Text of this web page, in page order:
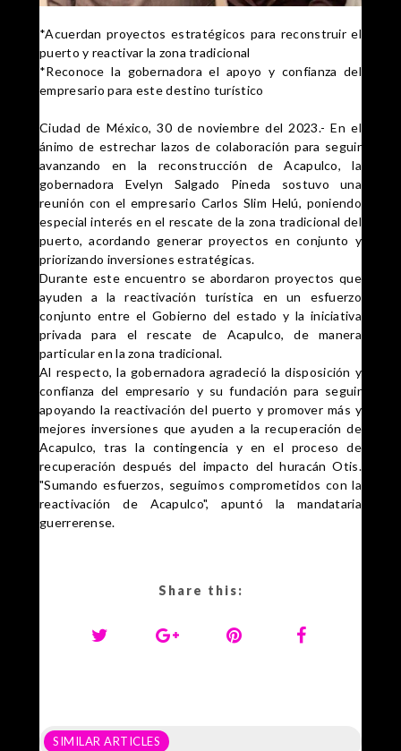
*Acuerdan proyectos estratégicos para reconstruir el
puerto y reactivar la zona tradicional
*Reconoce la gobernadora el apoyo y confianza del
empresario para este destino turístico
Ciudad de México, 30 de noviembre del 2023.- En el
ánimo de estrechar lazos de colaboración para seguir
avanzando en la reconstrucción de Acapulco, la
gobernadora Evelyn Salgado Pineda sostuvo una
reunión con el empresario Carlos Slim Helú, poniendo
especial interés en el rescate de la zona tradicional del
puerto, acordando generar proyectos en conjunto y
priorizando inversiones estratégicas.
Durante este encuentro se abordaron proyectos que
ayuden a la reactivación turística en un esfuerzo
conjunto entre el Gobierno del estado y la iniciativa
privada para el rescate de Acapulco, de manera
particular en la zona tradicional.
Al respecto, la gobernadora agradeció la disposición y
confianza del empresario y su fundación para seguir
apoyando la reactivación del puerto y promover más y
mejores inversiones que ayuden a la recuperación de
Acapulco, tras la contingencia y en el proceso de
recuperación después del impacto del huracán Otis.
"Sumando esfuerzos, seguimos comprometidos con la
reactivación de Acapulco", apuntó la mandataria
guerrerense.
Share this:
SIMILAR ARTICLES